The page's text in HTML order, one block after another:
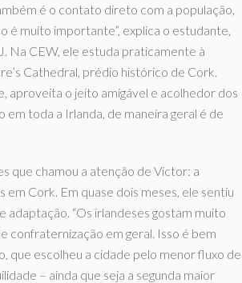
é o contato direto com a população,
é muito importante”, explica o estudante,
Na CEW, ele estuda praticamente à
Cathedral, prédio histórico de Cork.
aproveita o jeito amigável e acolhedor dos
em toda a Irlanda, de maneira geral é de
que chamou a atenção de Victor: a
em Cork. Em quase dois meses, ele sentiu
adaptação. “Os irlandeses gostam muito
confraternização em geral. Isso é bem
que escolheu a cidade pelo menor fluxo de
– ainda que seja a segunda maior